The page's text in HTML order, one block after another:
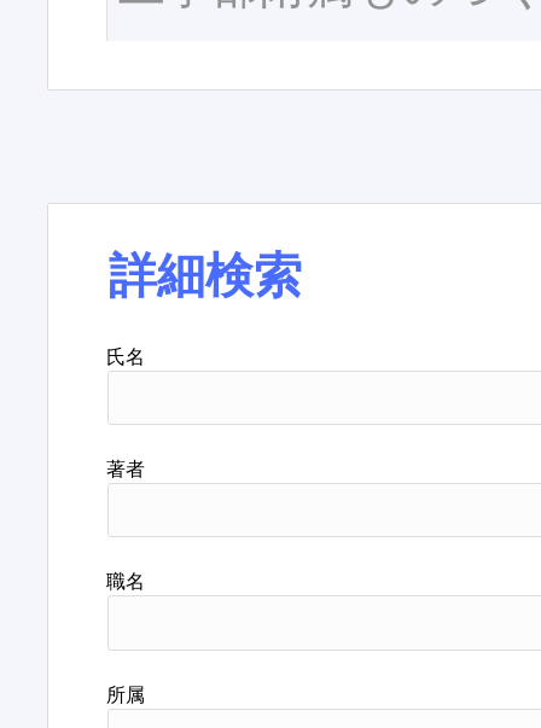
詳細検索
氏名
著者
職名
所属